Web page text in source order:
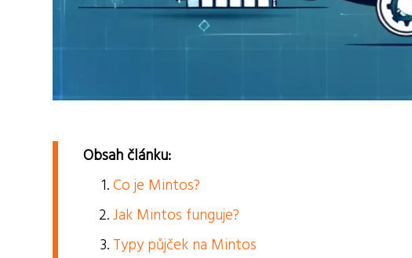
Obsah článku:
Co je Mintos?
Jak Mintos funguje?
Typy půjček na Mintos